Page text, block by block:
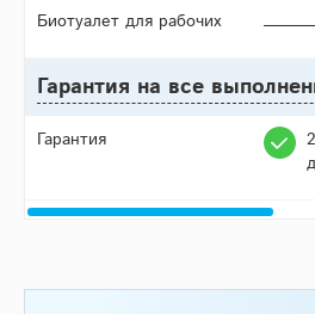
Биотуалет для рабочих
Гарантия на все
Гарантия